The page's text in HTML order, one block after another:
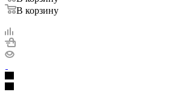
В корзину